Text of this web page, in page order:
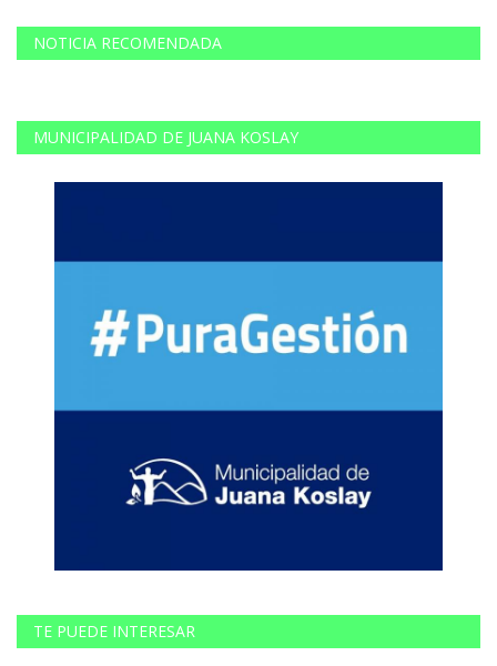
NOTICIA RECOMENDADA
MUNICIPALIDAD DE JUANA KOSLAY
TE PUEDE INTERESAR